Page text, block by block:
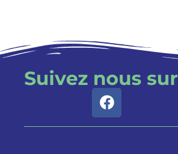
Suivez nous sur